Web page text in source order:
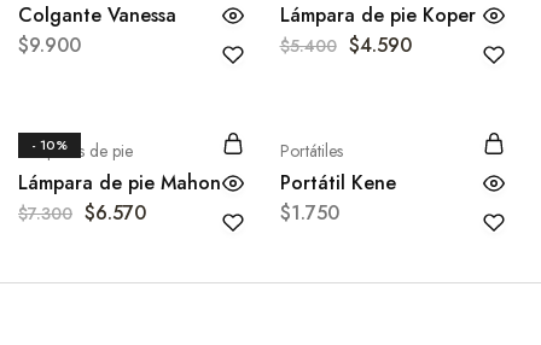
Colgante Vanessa
$9.900
Lámpara de pie Koper
$5.400 $4.590
- 10%
Lámparas de pie
Lámpara de pie Mahon
$7.300 $6.570
Portátiles
Portátil Kene
$1.750